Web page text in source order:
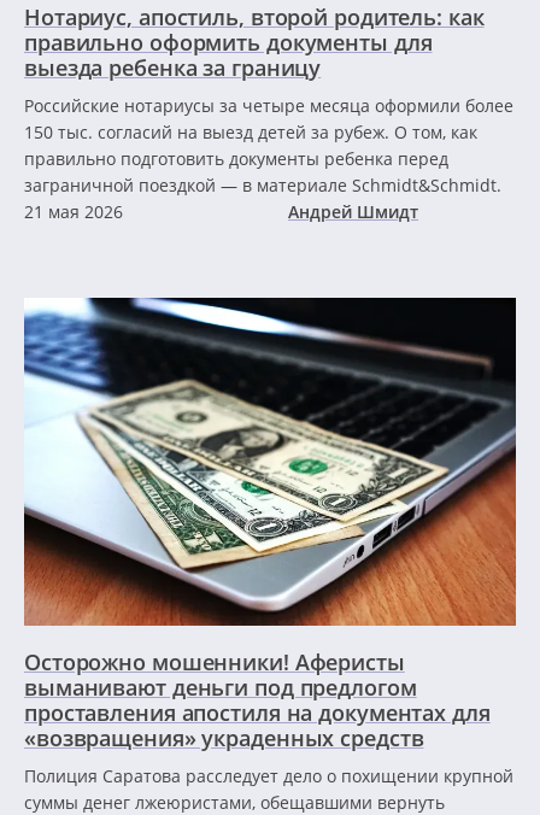
Нотариус, апостиль, второй родитель: как
правильно оформить документы для
выезда ребенка за границу
Российские нотариусы за четыре месяца оформили более
150 тыс. согласий на выезд детей за рубеж. О том, как
правильно подготовить документы ребенка перед
заграничной поездкой — в материале Schmidt&Schmidt.
21 мая 2026
Андрей Шмидт
Осторожно мошенники! Аферисты
выманивают деньги под предлогом
проставления апостиля на документах для
«возвращения» украденных средств
Полиция Саратова расследует дело о похищении крупной
суммы денег лжеюристами, обещавшими вернуть